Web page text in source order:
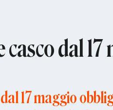
dal 17
17 maggio